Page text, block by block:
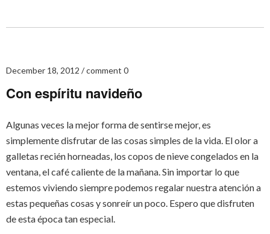
December 18, 2012 comment 0
Con espíritu navideño
Algunas veces la mejor forma de sentirse mejor, es
simplemente disfrutar de las cosas simples de la vida. El olor a
galletas recién horneadas, los copos de nieve congelados en la
ventana, el café caliente de la mañana. Sin importar lo que
estemos viviendo siempre podemos regalar nuestra atención a
estas pequeñas cosas y sonreír un poco. Espero que disfruten
de esta época tan especial.